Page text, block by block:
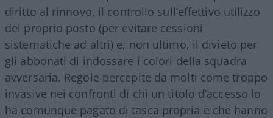
diritto al rinnovo, il controllo sull’effettivo utilizzo
del proprio posto (per evitare cessioni
sistematiche ad altri) e, non ultimo, il divieto per
gli abbonati di indossare i colori della squadra
avversaria. Regole percepite da molti come troppo
invasive nei confronti di chi un titolo d’accesso lo
ha comunque pagato di tasca propria e che hanno